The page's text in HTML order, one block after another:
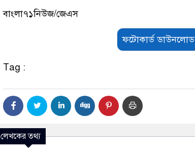
বাংলা৭১নিউজ/জেএস
ফটোকার্ড ডাউনলোড
Tag :
লেখকের তথ্য